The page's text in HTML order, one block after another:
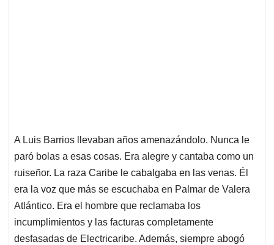
A Luis Barrios llevaban años amenazándolo. Nunca le
paró bolas a esas cosas. Era alegre y cantaba como un
ruiseñor. La raza Caribe le cabalgaba en las venas. Él
era la voz que más se escuchaba en Palmar de Valera
Atlántico. Era el hombre que reclamaba los
incumplimientos y las facturas completamente
desfasadas de Electricaribe. Además, siempre abogó